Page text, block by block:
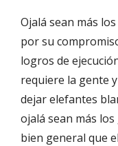
Ojalá sean más
por su
logros de
requiere la gente
dejar elefantes
ojalá sean más
bien general que